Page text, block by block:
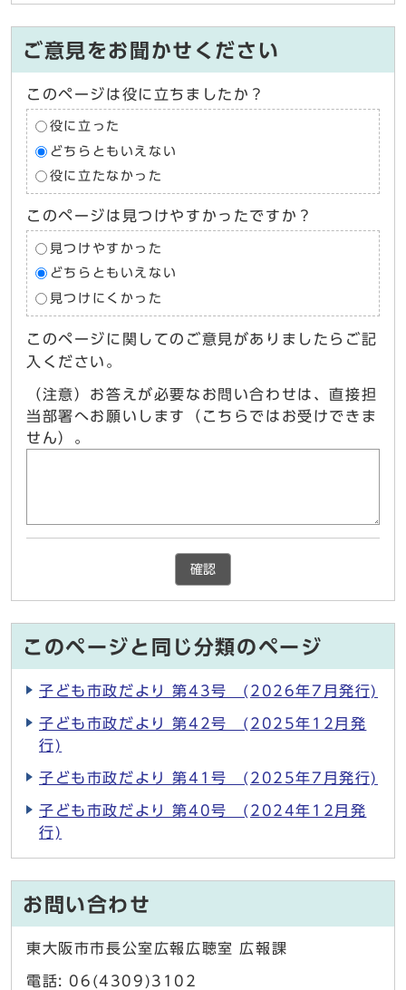
ご意見をお聞かせください
このページは役に立ちましたか？
役に立った
どちらともいえない
役に立たなかった
このページは見つけやすかったですか？
見つけやすかった
どちらともいえない
見つけにくかった
このページに関してのご意見がありましたらご記
入ください。
（注意）お答えが必要なお問い合わせは、直接担
当部署へお願いします（こちらではお受けできま
せん）。
確認
このページと同じ分類のページ
子ども市政だより 第43号 (2026年7月発行)
子ども市政だより 第42号 (2025年12月発
行)
子ども市政だより 第41号 (2025年7月発行)
子ども市政だより 第40号 (2024年12月発
行)
お問い合わせ
東大阪市市長公室広報広聴室 広報課
電話: 06(4309)3102